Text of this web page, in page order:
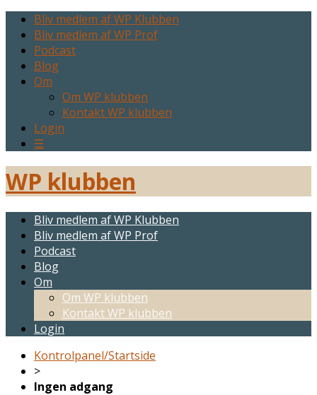
Bliv medlem af WP Klubben
Bliv medlem af WP Prof
Podcast
Blog
Om
Om WP klubben
Kontakt WP klubben
Login
☰
WP klubben
Bliv medlem af WP Klubben
Bliv medlem af WP Prof
Podcast
Blog
Om
Om WP klubben
Kontakt WP klubben
Login
Kontrolpanel/Startside
>
Ingen adgang